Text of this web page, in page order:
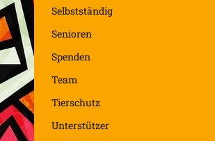
Selbstständig
Senioren
Spenden
Team
Tierschutz
Unterstützer